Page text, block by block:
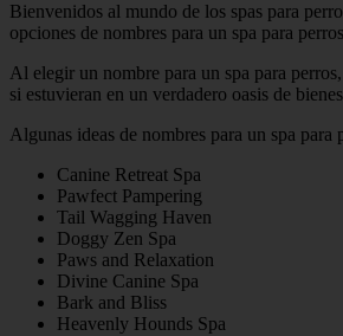
Bienvenidos al mundo de los spas para
opciones de nombres para un spa para
Al elegir un nombre para un spa para
si estuvieran en un verdadero oasis de
Algunas ideas de nombres para un spa
Canine Retreat Spa
Pawfect Pampering
Tail Wagging Haven
Doggy Zen Spa
Paws and Relaxation
Divine Canine Spa
Bark and Bliss
Heavenly Hounds Spa